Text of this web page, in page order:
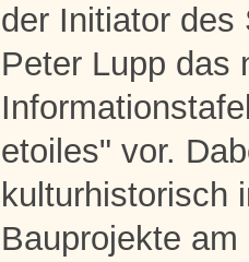
der Initiator des
Peter Lupp das
etoiles" vor.
kulturhistorisch
Bauprojekte